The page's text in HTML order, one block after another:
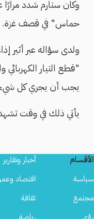
وكان ستارم شدد
حماس" في قصف غزة.
ولدى سؤاله عبر أثير
"قطع التيار
يجب أن يجري كل شيء
يأتي ذلك في وقت
الأقسام
أخبار وتقارير
سياسة
اقتصاد
مجتمع
ثقافة